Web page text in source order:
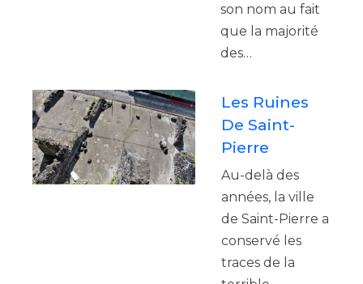
son nom au fait
que la majorité
des…
Les Ruines
De Saint-
Pierre
Au-delà des
années, la ville
de Saint-Pierre a
conservé les
traces de la